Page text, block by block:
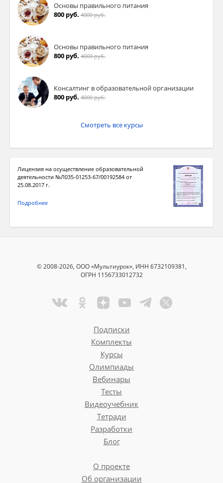
Основы правильного питания
800 руб. 4000 руб.
Основы правильного питания
800 руб. 4000 руб.
Консалтинг в образовательной организации
800 руб. 4000 руб.
Смотреть все курсы
Лицензия на осуществление образовательной
деятельности №Л035-01253-67/00192584 от
25.08.2017 г.
Подробнее
© 2008-2026, ООО «Мультиурок», ИНН 6732109381,
ОГРН 1156733012732
Подписки
Комплекты
Курсы
Олимпиады
Вебинары
Тесты
Видеоучебник
Тетради
Разработки
Блог
О проекте
Об организации